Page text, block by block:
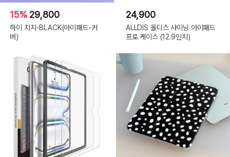
15% 29,800
하이 치치-BLACK(아이패드-커
버)
24,900
ALLDIS 올디스 샤이닝 아이패드
프로 케이스 (12.9인치)